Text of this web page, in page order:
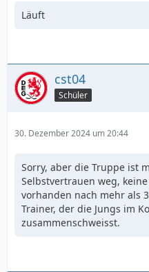
Läuft
cst04
Schüler
30. Dezember 2024 um 20:44
Sorry, aber die Truppe ist
Selbstvertrauen weg,
vorhanden nach mehr als
Trainer, der die Jungs im
zusammenschweisst.